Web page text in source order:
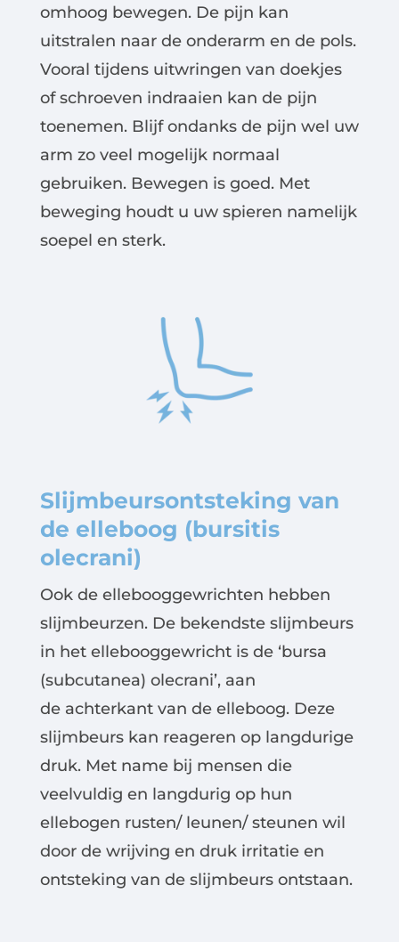
omhoog bewegen. De pijn kan
uitstralen naar de onderarm en de pols.
Vooral tijdens uitwringen van doekjes
of schroeven indraaien kan de pijn
toenemen. Blijf ondanks de pijn wel uw
arm zo veel mogelijk normaal
gebruiken. Bewegen is goed. Met
beweging houdt u uw spieren namelijk
soepel en sterk.
Slijmbeursontsteking van
de elleboog (bursitis
olecrani)
Ook de ellebooggewrichten hebben
slijmbeurzen. De bekendste slijmbeurs
in het ellebooggewricht is de ‘bursa
(subcutanea) olecrani’, aan
de achterkant van de elleboog. Deze
slijmbeurs kan reageren op langdurige
druk. Met name bij mensen die
veelvuldig en langdurig op hun
ellebogen rusten/ leunen/ steunen wil
door de wrijving en druk irritatie en
ontsteking van de slijmbeurs ontstaan.